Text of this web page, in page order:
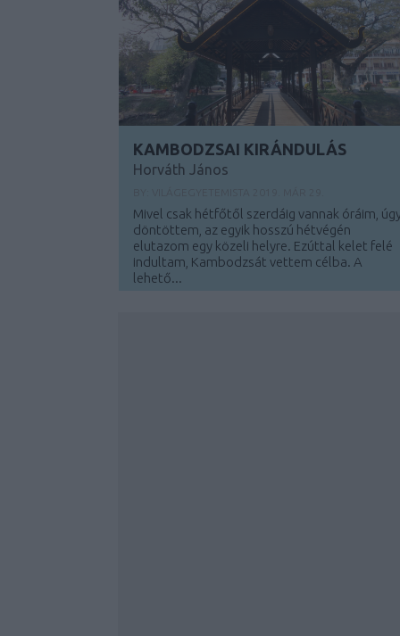
KAMBODZSAI KIRÁNDULÁS
Horváth János
Mivel csak hétfőtől szerdáig vannak óráim,
döntöttem, az egyik hosszú hétvégén
elutazom egy közeli helyre. Ezúttal kelet felé
indultam, Kambodzsát vettem célba. A
lehető...